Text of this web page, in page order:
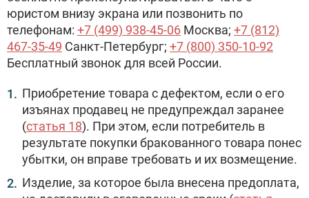
юристом внизу экрана или позвонить по
телефонам: +7 (499) 938-45-06 Москва; +7 (812)
467-35-49 Санкт-Петербург; +7 (800) 350-10-92
Бесплатный звонок для всей России.
Приобретение товара с дефектом, если о его
изъянах продавец не предупреждал заранее
(статья 18). При этом, если потребитель в
результате покупки бракованного товара понес
убытки, он вправе требовать и их возмещение.
Изделие, за которое была внесена предоплата,